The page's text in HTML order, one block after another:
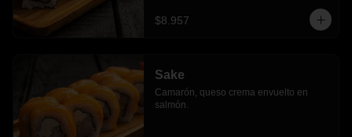
$8.957
Sake
Camarón, queso crema envuelto en
salmón.